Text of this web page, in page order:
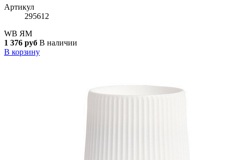
Артикул
295612
WB ЯМ
1 376 руб В наличии
В корзину